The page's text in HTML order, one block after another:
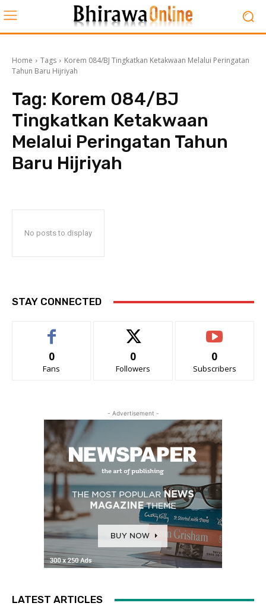
Home Tags
Korem 084/BJ Tingkatkan Ketakwaan Melalui Peringatan
Tahun Baru Hijriyah
Tag: Korem 084/BJ
Tingkatkan Ketakwaan
Melalui Peringatan Tahun
Baru Hijriyah
No posts to display
STAY CONNECTED
0
Fans
0
Followers
0
Subscribers
- Advertisement -
LATEST ARTICLES